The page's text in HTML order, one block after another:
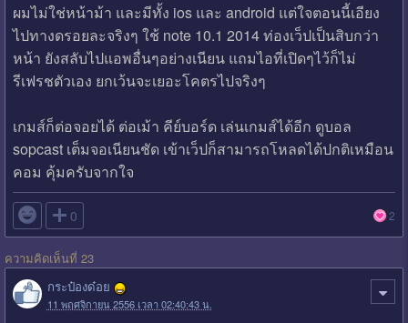
ผมไม่ใช่หน้าม้า และมีทั้ง ios และ android แต่ใจตอนนี้เอียง
ไปทางดรอยละจริงๆ ใช้ note 10.1 2014 ท่องเว็ปเป็นสิบกว่า
หน้า ยังสลับไปแอพอื่นๆอย่างเนียน แถมไอที่เปิดๆไว้ก็ไม่
รีเฟรชตัวเอง ยกเว้นจะเยอะโคตรไปจริงๆ
เกมส์ก็ต่อจอยได้ ต่อเม้า คีย์บอร์ด เล่นเกมส์ได้อีก ดูบอล
sopcast เต็มจอเนียนชัด เข้าเว็ปก็สามารถโหลดได้ปกติเหมือน
คอม คุ้มครับจากใจ
 0 2
ความคิดเห็นที่ 23
กระป๋องด๋อย
11 พฤศจิกายน 2556 เวลา 02:40:43 น.